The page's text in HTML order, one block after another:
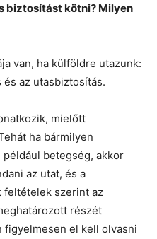
biztosítást kötni? Milyen
van, ha külföldre utazunk:
az utasbiztosítás.
mielőtt
ha bármilyen
betegség, akkor
az utat, és a
feltételek szerint az
részét
figyelmesen el kell olvasni